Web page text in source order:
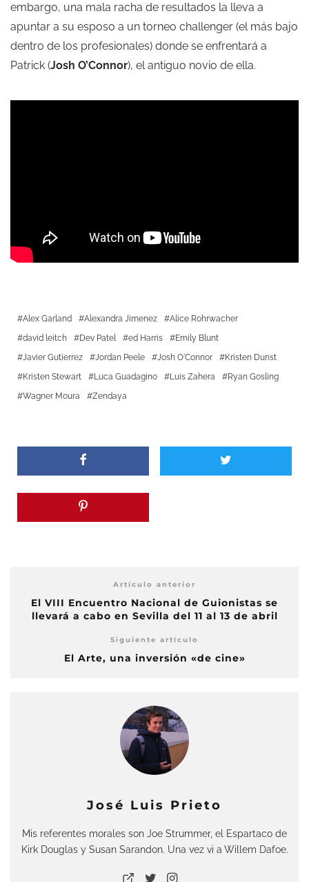
embargo, una mala racha de resultados la lleva a
apuntar a su esposo a un torneo challenger (el más bajo
dentro de los profesionales) donde se enfrentará a
Patrick (Josh O’Connor), el antiguo novio de ella.
Alex Garland Alexandra Jimenez
Alice Rohrwacher
david leitch
Dev Patel ed Harris
Emily Blunt
Javier Gutierrez
Jordan Peele Josh O'Connor
Kristen Dunst
Kristen Stewart
Luca Guadagino Luis Zahera
Ryan Gosling
Wagner Moura
Zendaya
Artículo anterior
El VIII Encuentro Nacional de Guionistas se
llevará a cabo en Sevilla del 11 al 13 de abril
Siguiente artículo
El Arte, una inversión «de cine»
José Luis Prieto
Mis referentes morales son Joe Strummer, el Espartaco de
Kirk Douglas y Susan Sarandon. Una vez vi a Willem Dafoe.